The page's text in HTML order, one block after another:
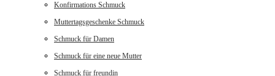
Konfirmations Schmuck
Muttertagsgeschenke Schmuck
Schmuck für Damen
Schmuck für eine neue Mutter
Schmuck für freundin